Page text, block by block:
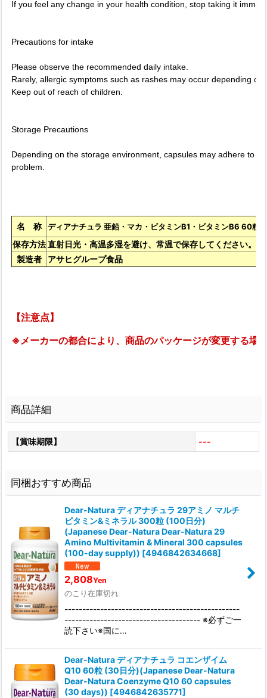
If you feel any change in your health condition, stop taking it
Precautions for intake
Please observe the recommended daily intake.
Rarely, allergic symptoms such as rashes may occur depending
Keep out of reach of children.
Storage Precautions
Depending on the storage environment, capsules may adhere to
problem.
名 称 ディアナチュラ 亜鉛・マカ・ビタミンB1・ビタミンB6 60粒
保存方法直射日光・高温多湿を避け、常温で保存してください。
製造者
アサヒグループ食品
【注意点】
※メーカーの都合により、商品のパッケージが変更する場
商品詳細
【賞味期限】 ---
同梱おすすめ商品
Dear-Natura ディアナチュラ 29アミノ マルチ
ビタミン&ミネラル 300粒 (100日分)
(Japanese Dear-Natura Dear-Natura 29
Amino Multivitamin & Mineral 300 capsules
(100-day supply)) [4946842634668]
2,808Yen
のこり在庫切れ
-------------------------------------------------
-------------------------------------- ※必ずご一
読下さい※国に…
Dear-Natura ディアナチュラ コエンザイム
Q10 60粒 (30日分)(Japanese Dear-Natura
Dear-Natura Coenzyme Q10 60 capsules
(30 days)) [4946842635771]